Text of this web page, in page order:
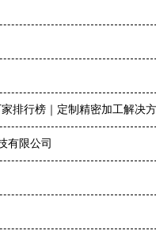
排行榜｜定制精密加工解决
有限公司